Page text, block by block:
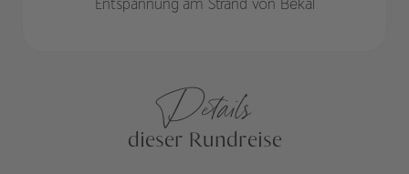
Entspannung am Strand von Bekal
Details
dieser Rundreise